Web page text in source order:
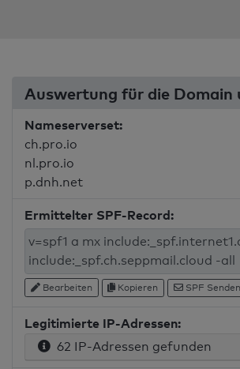
Auswertung für die
Nameserverset:
ch.pro.io
nl.pro.io
p.dnh.net
Ermittelter SPF-Record:
Bearbeiten Kopieren SPF Senden
Legitimierte IP-Adressen:
62 IP-Adressen gefunden